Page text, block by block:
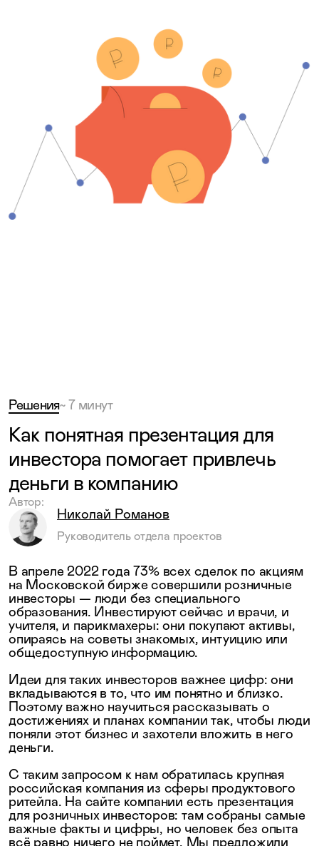
Решения~ 7 минут
Как понятная презентация для
инвестора помогает привлечь
деньги в компанию
Автор:
Николай Романов
Руководитель отдела проектов
В апреле 2022 года 73% всех сделок по акциям
на Московской бирже совершили розничные
инвесторы — люди без специального
образования. Инвестируют сейчас и врачи, и
учителя, и парикмахеры: они покупают активы,
опираясь на советы знакомых, интуицию или
общедоступную информацию.
Идеи для таких инвесторов важнее цифр: они
вкладываются в то, что им понятно и близко.
Поэтому важно научиться рассказывать о
достижениях и планах компании так, чтобы люди
поняли этот бизнес и захотели вложить в него
деньги.
С таким запросом к нам обратилась крупная
российская компания из сферы продуктового
ритейла. На сайте компании есть презентация
для розничных инвесторов: там собраны самые
важные факты и цифры, но человек без опыта
всё равно ничего не поймет. Мы предложили